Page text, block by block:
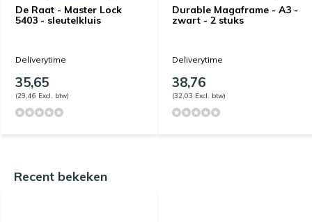
De Raat - Master Lock
5403 - sleutelkluis
Deliverytime
35,65
(29,46 Excl. btw)
Durable Magaframe - A3 -
zwart - 2 stuks
Deliverytime
38,76
(32,03 Excl. btw)
Recent bekeken